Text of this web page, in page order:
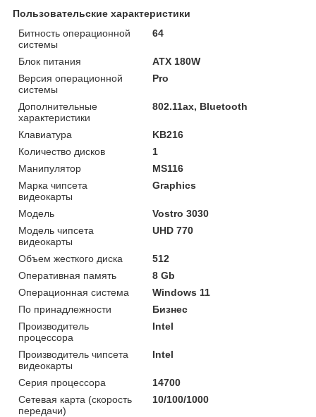
Пользовательские характеристики
Битность операционной
системы
64
Блок питания
ATX 180W
Версия операционной
системы
Pro
Дополнительные
характеристики
802.11ax, Bluetooth
Клавиатура
KB216
Количество дисков
1
Манипулятор
MS116
Марка чипсета
видеокарты
Graphics
Модель
Vostro 3030
Модель чипсета
видеокарты
UHD 770
Объем жесткого диска
512
Оперативная память
8 Gb
Операционная система
Windows 11
По принадлежности
Бизнес
Производитель
процессора
Intel
Производитель чипсета
видеокарты
Intel
Серия процессора
14700
Сетевая карта (скорость
передачи)
10/100/1000